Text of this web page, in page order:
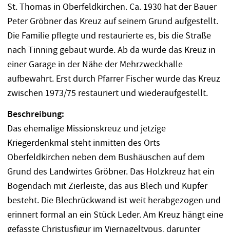
St. Thomas in Oberfeldkirchen. Ca. 1930 hat der Bauer
Peter Gröbner das Kreuz auf seinem Grund aufgestellt.
Die Familie pflegte und restaurierte es, bis die Straße
nach Tinning gebaut wurde. Ab da wurde das Kreuz in
einer Garage in der Nähe der Mehrzweckhalle
aufbewahrt. Erst durch Pfarrer Fischer wurde das Kreuz
zwischen 1973/75 restauriert und wiederaufgestellt.
Beschreibung:
Das ehemalige Missionskreuz und jetzige
Kriegerdenkmal steht inmitten des Orts
Oberfeldkirchen neben dem Bushäuschen auf dem
Grund des Landwirtes Gröbner. Das Holzkreuz hat ein
Bogendach mit Zierleiste, das aus Blech und Kupfer
besteht. Die Blechrückwand ist weit herabgezogen und
erinnert formal an ein Stück Leder. Am Kreuz hängt eine
gefasste Christusfigur im Viernageltypus, darunter